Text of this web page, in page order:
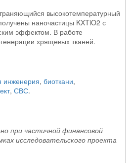
высокотемпературный
наночастицы KXTiO2 с
эффектом. В работе
хрящевых тканей.
инженерия, биоткани,
, СВС.
при частичной финансовой
исследовательского проекта